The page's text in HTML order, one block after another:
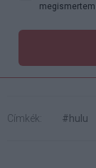
Címkék: #hulu